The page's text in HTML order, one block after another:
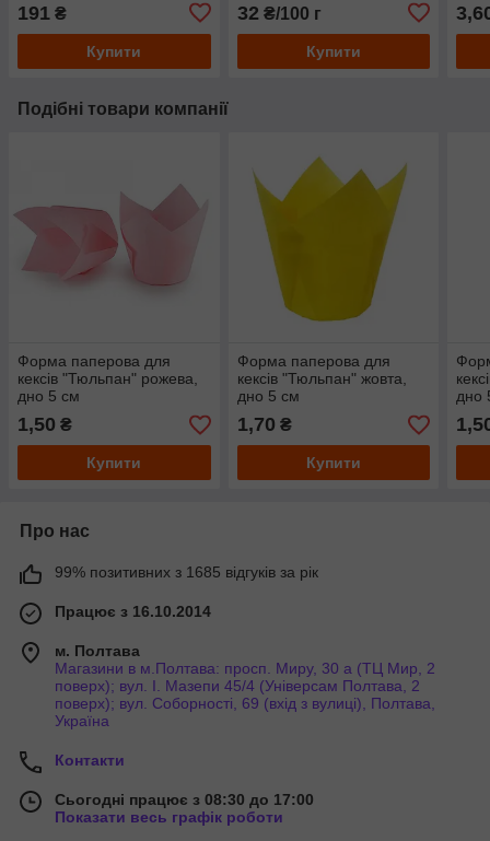
191 ₴
Купити
32 ₴/100 г
Купити
Подібні товари компанії
Форма паперова для
кексів "Тюльпан" рожева,
дно 5 см
1,50 ₴
Купити
Форма паперова для
кексів "Тюльпан" жовта,
дно 5 см
1,70 ₴
Купити
дно
Про нас
99% позитивних з 1685 відгуків за рік
Працює з 16.10.2014
м. Полтава
Магазини в м.Полтава: просп. Миру, 30 а (ТЦ Мир, 2
поверх); вул. І. Мазепи 45/4 (Універсам Полтава, 2
поверх); вул. Соборності, 69 (вхід з вулиці), Полтава,
Україна
Контакти
Сьогодні працює з 08:30 до 17:00
Показати весь графік роботи